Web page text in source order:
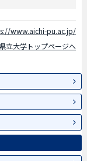
www.aichi-pu.ac.jp/
立大学トップページへ